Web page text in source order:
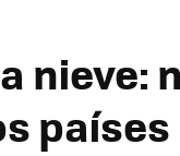
nieve: